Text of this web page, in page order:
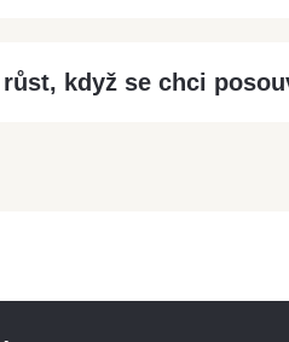
když se chci